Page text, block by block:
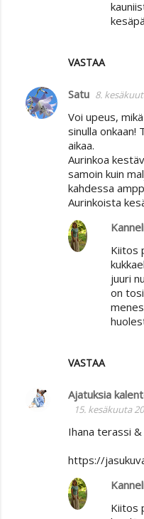
VASTAA
Satu 8.
Voi upeus,
sinulla onkaan!
aikaa.
Aurinkoa
samoin kuin
kahdessa
Aurinkoista
VASTAA
Kiitos
juuri
on
Ajatuksia
15. kesäkuuta
Ihana terassi
https://
Kiitos